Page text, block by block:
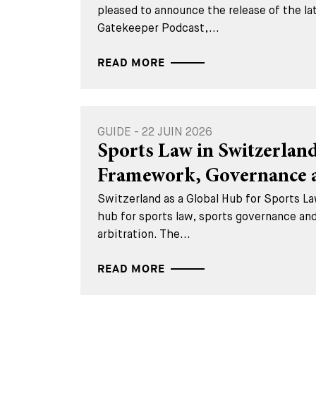
pleased to announce the release of the
Gatekeeper Podcast,...
READ MORE
GUIDE - 22 JUIN 2026
Sports Law in
Framework, Governance
Switzerland as a Global Hub for Sports
hub for sports law, sports governance
arbitration. The...
READ MORE